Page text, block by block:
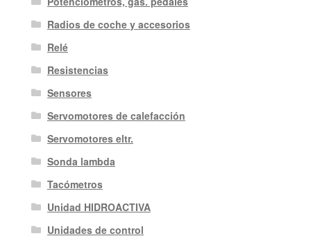
Radios de coche y accesorios
Relé
Resistencias
Sensores
Servomotores de calefacción
Servomotores eltr.
Sonda lambda
Tacómetros
Unidad HIDROACTIVA
Unidades de control